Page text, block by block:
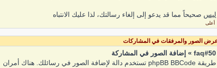
ليس صحيحاً مما قد يدعو إلى إلغاء رسالتك، لذا عليك الانتباه
أعلى
الصور والمرفقات في المشاركات
faq#50 » إضافة الصور في المشاركة
طريقة phpBB BBCode تستخدم دالة لإضافة الصور في رسائلك. هناك أمران